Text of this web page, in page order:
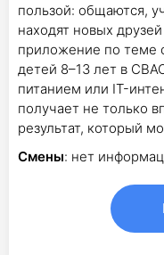
пользой: общаются,
находят новых
приложение по теме
детей 8–13 лет в
питанием или IT-
получает не только
результат, который
Смены: нет